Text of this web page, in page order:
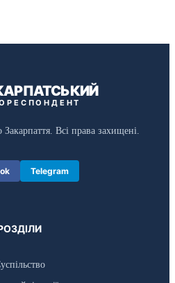
Закарпаття. Всі права захищені.
Telegram